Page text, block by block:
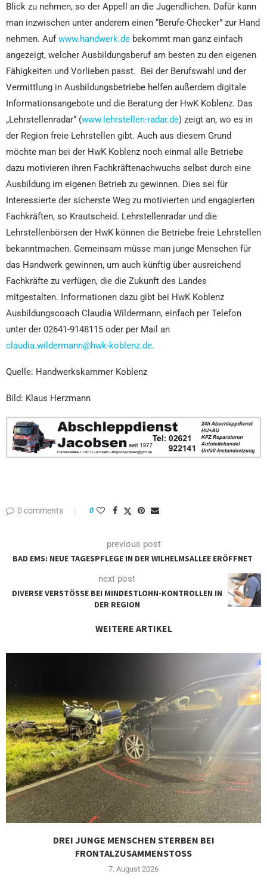
Blick zu nehmen, so der Appell an die Jugendlichen. Dafür kann
man inzwischen unter anderem einen “Berufe-Checker” zur Hand
nehmen. Aufwww.handwerk.de bekommt man ganz einfach
angezeigt, welcher Ausbildungsberuf am besten zu den eigenen
Fähigkeiten und Vorlieben passt. Bei der Berufswahl und der
Vermittlung in Ausbildungsbetriebe helfen außerdem digitale
Informationsangebote und die Beratung der HwK Koblenz. Das
„Lehrstellenradar“ (www.lehrstellen-radar.de) zeigt an, wo es in
der Region freie Lehrstellen gibt. Auch aus diesem Grund
möchte man bei der HwK Koblenz noch einmal alle Betriebe
dazu motivieren ihren Fachkräftenachwuchs selbst durch eine
Ausbildung im eigenen Betrieb zu gewinnen. Dies sei für
Interessierte der sicherste Weg zu motivierten und engagierten
Fachkräften, so Krautscheid. Lehrstellenradar und die
Lehrstellenbörsen der HwK können die Betriebe freie Lehrstellen
bekanntmachen. Gemeinsam müsse man junge Menschen für
das Handwerk gewinnen, um auch künftig über ausreichend
Fachkräfte zu verfügen, die die Zukunft des Landes
mitgestalten. Informationen dazu gibt bei HwK Koblenz
Ausbildungscoach Claudia Wildermann, einfach per Telefon
unter der 02641-9148115 oder per Mail an
claudia.wildermann@hwk-koblenz.de.
Quelle: Handwerkskammer Koblenz
Bild: Klaus Herzmann
0 comments 0
previous post
BAD EMS: NEUE TAGESPFLEGE IN DER WILHELMSALLEE ERÖFFNET
next post
DIVERSE VERSTÖSSE BEI MINDESTLOHN-KONTROLLEN IN D
ER REGION
WEITERE ARTIKEL
DREI JUNGE MENSCHEN STERBEN BEI
FRONTALZUSAMMENSTOSS
7. August 2026